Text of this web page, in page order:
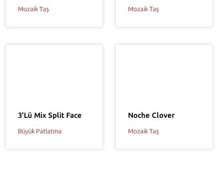
Mozaik Taş Mozaik Taş
3’lü Mix Split Face
Büyük Patlatma
Noche Clover
Mozaik Taş